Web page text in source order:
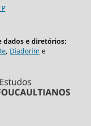
dados e diretórios:
, Diadorim e